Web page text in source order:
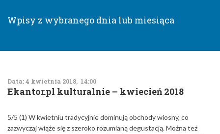
Wpisy z wybranego dnia lub miesiąca
Data: 4 kwietnia 2018, 14:00
Ekantor.pl kulturalnie – kwiecień 2018
5/5 (1) W kwietniu tradycyjnie dominują obchody wiosny, co
zazwyczaj wiąże się z szeroko rozumianą degustacją. Można też